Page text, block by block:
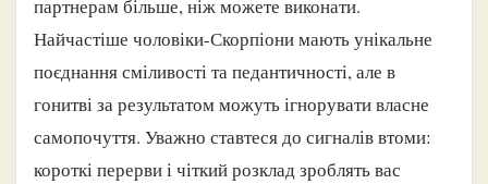
партнерам більше, ніж можете виконати.
Найчастіше чоловіки-Скорпіони мають унікальне
поєднання сміливості та педантичності, але в
гонитві за результатом можуть ігнорувати власне
самопочуття. Уважно ставтеся до сигналів втоми:
короткі перерви і чіткий розклад зроблять вас